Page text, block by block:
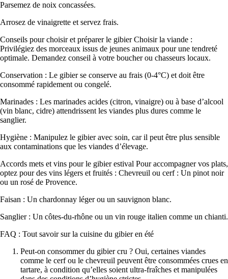
Parsemez de noix concassées.
Arrosez de vinaigrette et servez frais.
Conseils pour choisir et préparer le gibier Choisir la viande :
Privilégiez des morceaux issus de jeunes animaux pour une tendreté
optimale. Demandez conseil à votre boucher ou chasseurs locaux.
Conservation : Le gibier se conserve au frais (0-4°C) et doit être
consommé rapidement ou congelé.
Marinades : Les marinades acides (citron, vinaigre) ou à base d’alcool
(vin blanc, cidre) attendrissent les viandes plus dures comme le
sanglier.
Hygiène : Manipulez le gibier avec soin, car il peut être plus sensible
aux contaminations que les viandes d’élevage.
Accords mets et vins pour le gibier estival Pour accompagner vos plats,
optez pour des vins légers et fruités : Chevreuil ou cerf : Un pinot noir
ou un rosé de Provence.
Faisan : Un chardonnay léger ou un sauvignon blanc.
Sanglier : Un côtes-du-rhône ou un vin rouge italien comme un chianti.
FAQ : Tout savoir sur la cuisine du gibier en été
Peut-on consommer du gibier cru ? Oui, certaines viandes
comme le cerf ou le chevreuil peuvent être consommées crues en
tartare, à condition qu’elles soient ultra-fraîches et manipulées